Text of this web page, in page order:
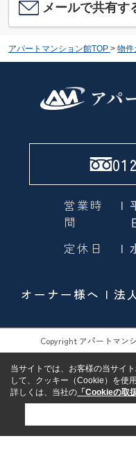
メールで共有す
アパートマンション館TOP > 物件
営業時
間
|
定休日
|
オーナー様へ 法
Copyright アパートマン
当サイトでは、お客様の当サイ
して、クッキー（Cookie）を使
詳しくは、当社の 「Cookieの取